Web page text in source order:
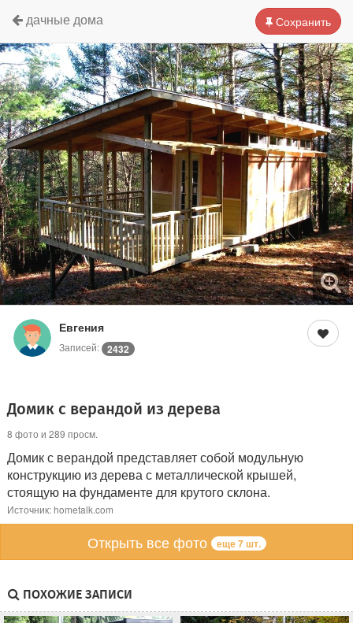
Сохранить
дачные дома
Евгения
Записей: 2432
Домик с верандой из дерева
8 фото и 289 просм.
Домик с верандой представляет собой модульную
конструкцию из дерева с металлической крышей,
стоящую на фундаменте для крутого склона.
Источник: hometalk.com
Открыть все фото еще 7 шт.
ПОХОЖИЕ ЗАПИСИ